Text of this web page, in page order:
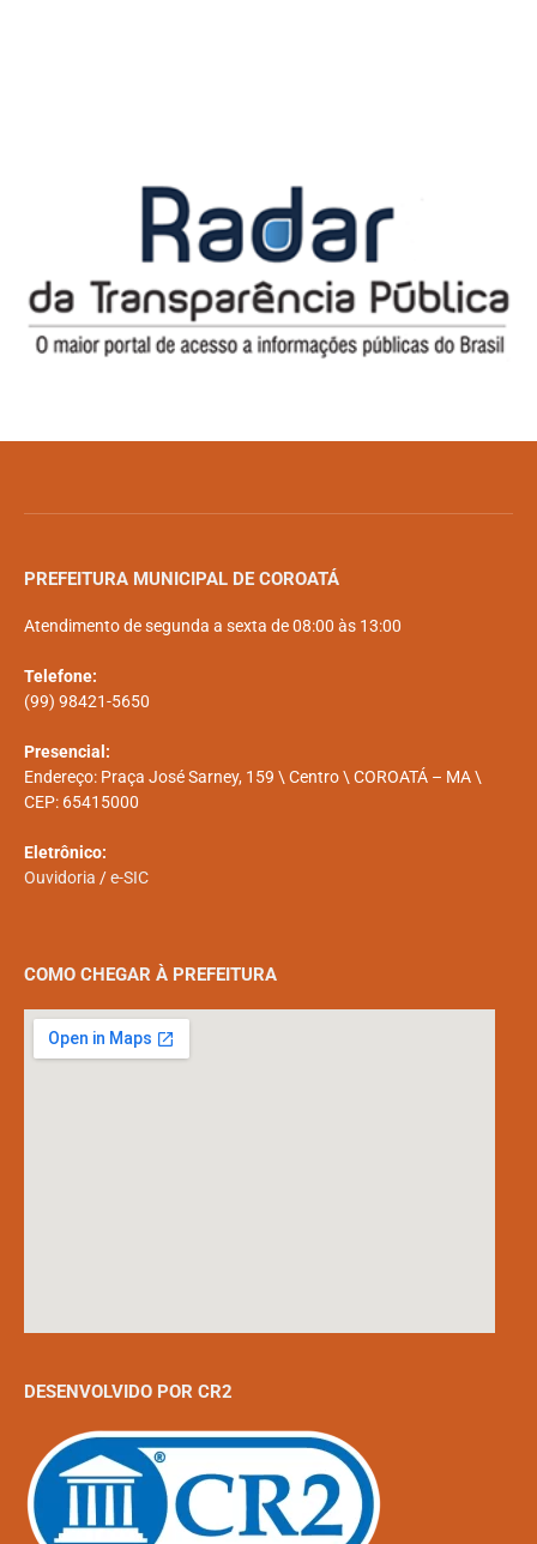
PREFEITURA MUNICIPAL DE COROATÁ
Atendimento de segunda a sexta de 08:00 às 13:00
Telefone:
(99) 98421-5650
Presencial:
Endereço: Praça José Sarney, 159 \ Centro \ COROATÁ – MA \
CEP: 65415000
Eletrônico:
Ouvidoria /e-SIC
COMO CHEGAR À PREFEITURA
DESENVOLVIDO POR CR2